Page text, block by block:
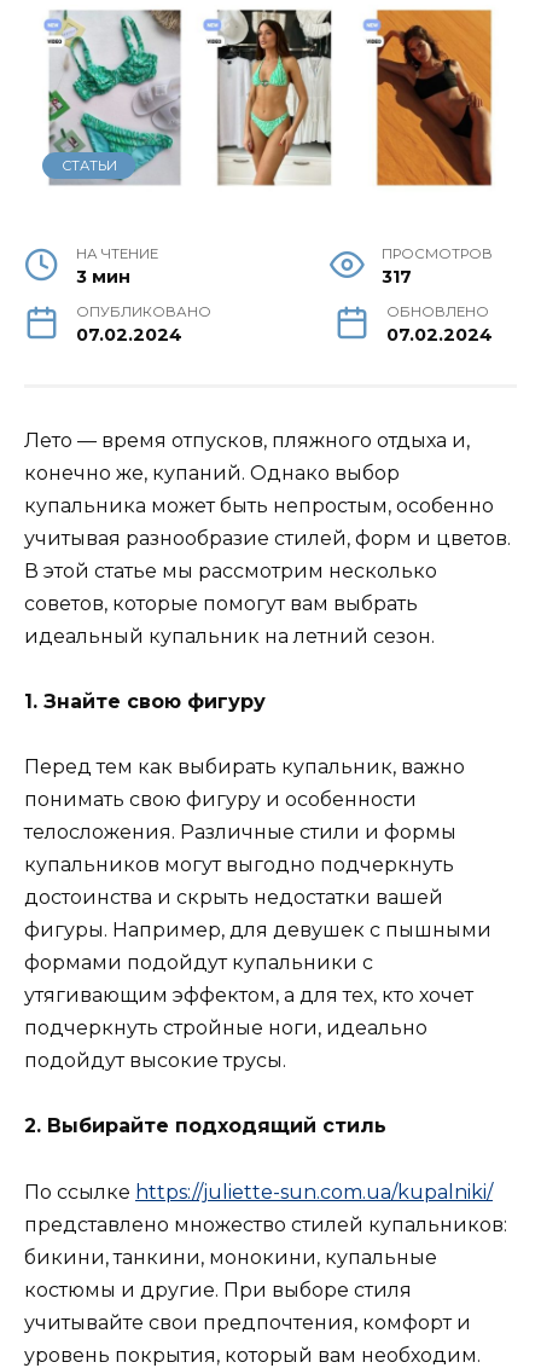
СТАТЬИ
НА ЧТЕНИЕ
3 мин
ПРОСМОТРОВ
317
ОПУБЛИКОВАНО
07.02.2024
ОБНОВЛЕНО
07.02.2024
Лето — время отпусков, пляжного отдыха и,
конечно же, купаний. Однако выбор
купальника может быть непростым, особенно
учитывая разнообразие стилей, форм и цветов.
В этой статье мы рассмотрим несколько
советов, которые помогут вам выбрать
идеальный купальник на летний сезон.
1. Знайте свою фигуру
Перед тем как выбирать купальник, важно
понимать свою фигуру и особенности
телосложения. Различные стили и формы
купальников могут выгодно подчеркнуть
достоинства и скрыть недостатки вашей
фигуры. Например, для девушек с пышными
формами подойдут купальники с
утягивающим эффектом, а для тех, кто хочет
подчеркнуть стройные ноги, идеально
подойдут высокие трусы.
2. Выбирайте подходящий стиль
По ссылке https://juliette-sun.com.ua/kupalniki/
представлено множество стилей купальников:
бикини, танкини, монокини, купальные
костюмы и другие. При выборе стиля
учитывайте свои предпочтения, комфорт и
уровень покрытия, который вам необходим.